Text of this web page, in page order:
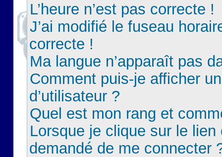
L’heure n’est pas correcte !
J’ai modifié le fuseau
correcte !
Ma langue n’apparaît pas
Comment puis-je afficher
d’utilisateur ?
Quel est mon rang et
Lorsque je clique sur le lien
demandé de me connecter